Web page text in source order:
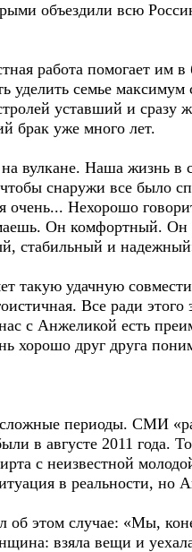
объездили всю
работа помогает
уделить семье
уставший и сразу
брак уже много лет.
вулкане. Наша жизнь
снаружи все было
Нехорошо
Он комфортный.
стабильный и
такую удачную
Все ради
с Анжеликой есть
хорошо друг друга
периоды. СМИ
в августе 2011 года.
с неизвестной
в реальности, но
об этом случае: «Мы,
взяла вещи и